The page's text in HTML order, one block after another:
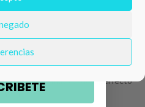
detalle de mariposa en tonos
pequeños volantes en el bajo que
los días más cálidos, perfecto
diario.